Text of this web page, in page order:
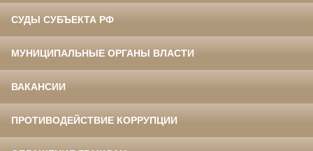
СУДЫ СУБЪЕКТА РФ
МУНИЦИПАЛЬНЫЕ ОРГАНЫ ВЛАСТИ
ВАКАНСИИ
ПРОТИВОДЕЙСТВИЕ КОРРУПЦИИ